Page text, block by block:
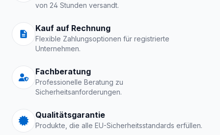
von 24 Stunden versandt.
Kauf auf Rechnung
Flexible Zahlungsoptionen für registrierte
Unternehmen.
Fachberatung
Professionelle Beratung zu
Sicherheitsanforderungen.
Qualitätsgarantie
Produkte, die alle EU-Sicherheitsstandards erfüllen.